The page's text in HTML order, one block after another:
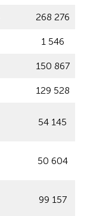
268 276
1 546
150 867
129 528
54 145
50 604
99 157